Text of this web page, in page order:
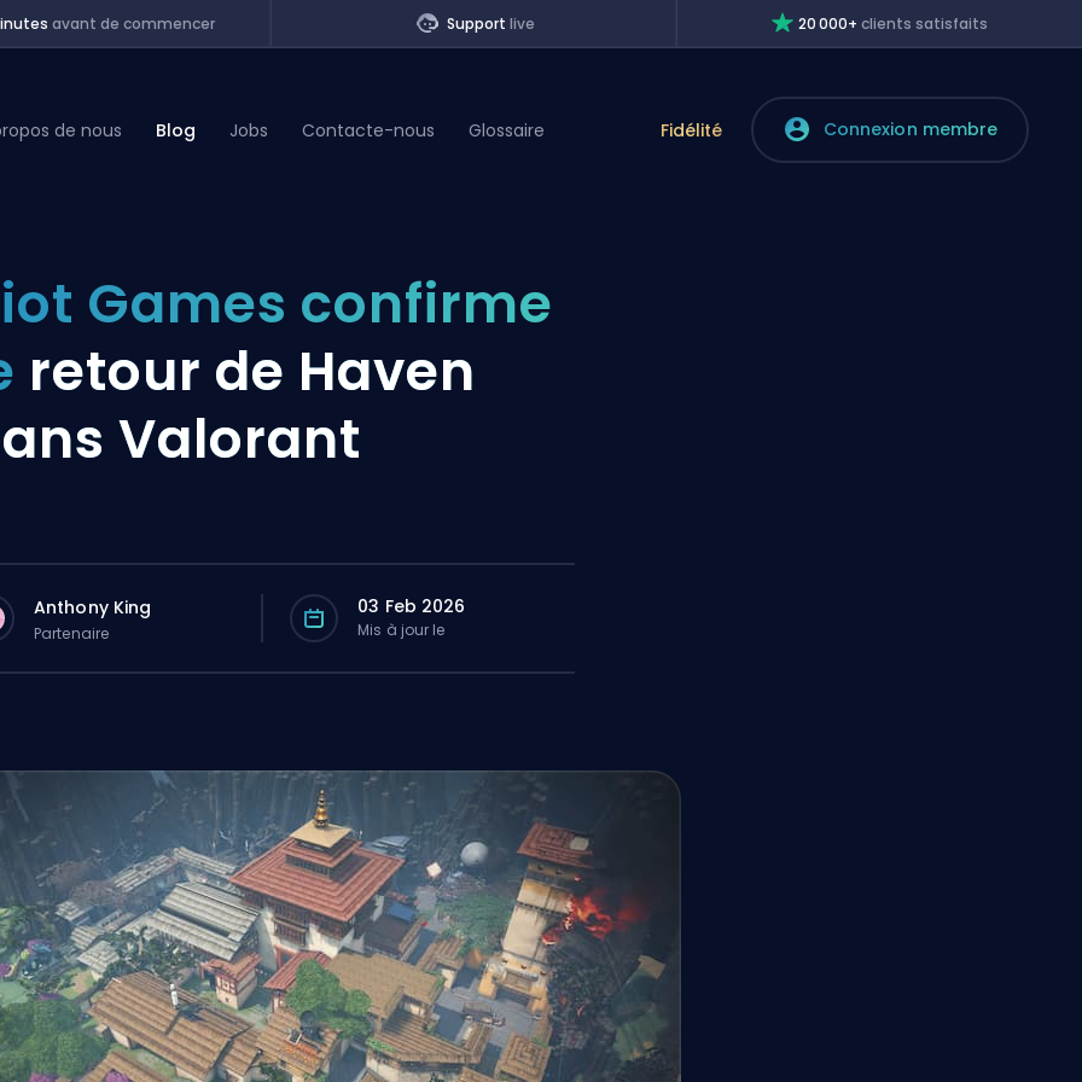
avant de commencer Support live 20 000+clients satisfaits
de nous Blog Jobs Contacte-nous Glossaire Fidélité Connexion membre
Games confirme
retour de Haven
Valorant
Anthony King
Partenaire
03 Feb 2026
Mis à jour le